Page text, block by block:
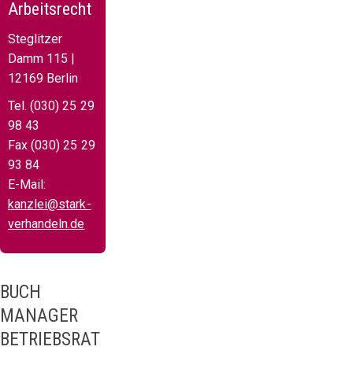
Arbeitsrecht
Steglitzer
Damm 115 |
12169 Berlin
Tel. (030) 25 29
98 43
Fax (030) 25 29
93 84
E-Mail:
kanzlei@stark-
verhandeln.de
BUCH
MANAGER
BETRIEBSRAT